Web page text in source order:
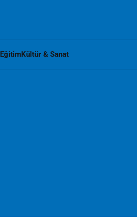
EğitimKültür & Sanat